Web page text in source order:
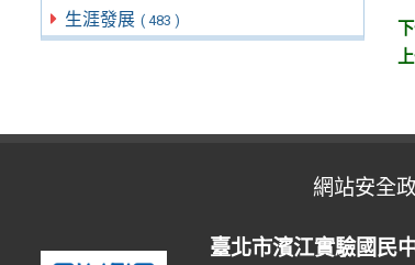
生涯發展 ( 483 )
網站安全
臺北市濱江實驗國民